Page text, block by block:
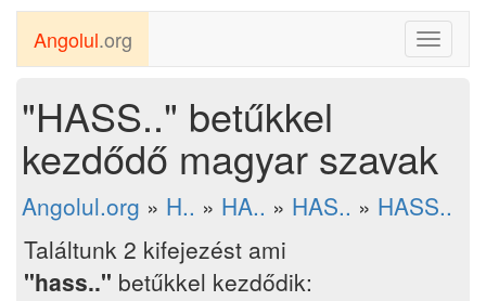
Toggle
Angolul.org
"HASS.." betűkkel
kezdődő magyar szavak
Angolul.org » H.. » HA.. » HAS.. » HASS..
Találtunk 2 kifejezést ami
"hass.." betűkkel kezdődik: